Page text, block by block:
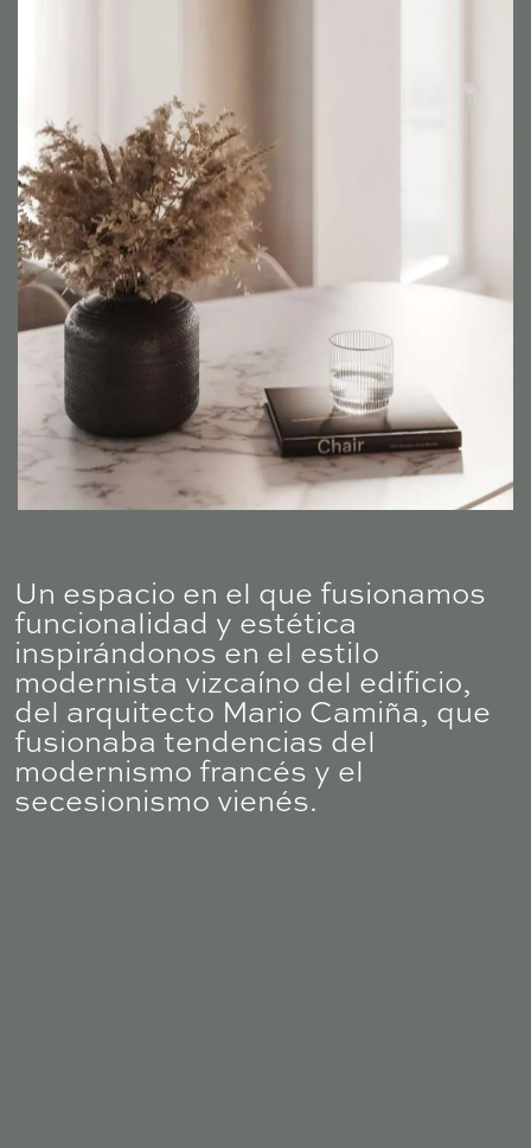
Un espacio en el que fusionamos
funcionalidad y estética
inspirándonos en el estilo
modernista vizcaíno del edificio,
del arquitecto Mario Camiña, que
fusionaba tendencias del
modernismo francés y el
secesionismo vienés.